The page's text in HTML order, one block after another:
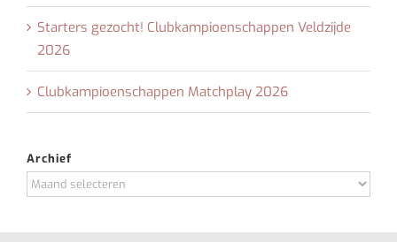
Starters gezocht! Clubkampioenschappen Veldzijde
2026
Clubkampioenschappen Matchplay 2026
Archief
Archief